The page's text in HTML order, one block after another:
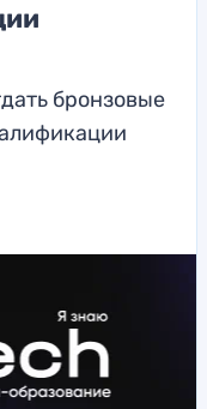
бронзовые